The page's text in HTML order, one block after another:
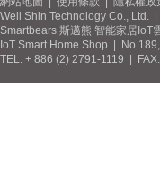
Well Shin Technology Co., Ltd.
Smartbears 斯邁熊 智能家居IoT
IoT Smart Home Shop |
TEL: + 886 (2) 2791-1119 |